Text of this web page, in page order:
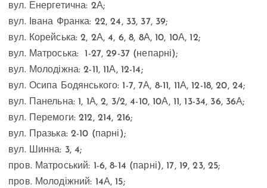
вул. Енергетична: 2А;
вул. Івана Франка: 22, 24, 33, 37, 39;
вул. Корейська: 2, 2А, 4, 6, 8, 8А, 10, 10А, 12;
вул. Матроська: 1-27, 29-37 (непарні);
вул. Молодіжна: 2-11, 11А, 12-14;
вул. Осипа Бодянського: 1-7, 7А, 8-11, 11А, 12-18, 20, 24;
вул. Панельна: 1, 1А, 2, 3/2, 4-10, 10А, 11, 13-34, 36, 36А;
вул. Перемоги: 212, 214, 216;
вул. Празька: 2-10 (парні);
вул. Шинна: 3, 4;
пров. Матроський: 1-6, 8-14 (парні), 17, 19, 23, 25;
пров. Молодіжний: 14А, 15;